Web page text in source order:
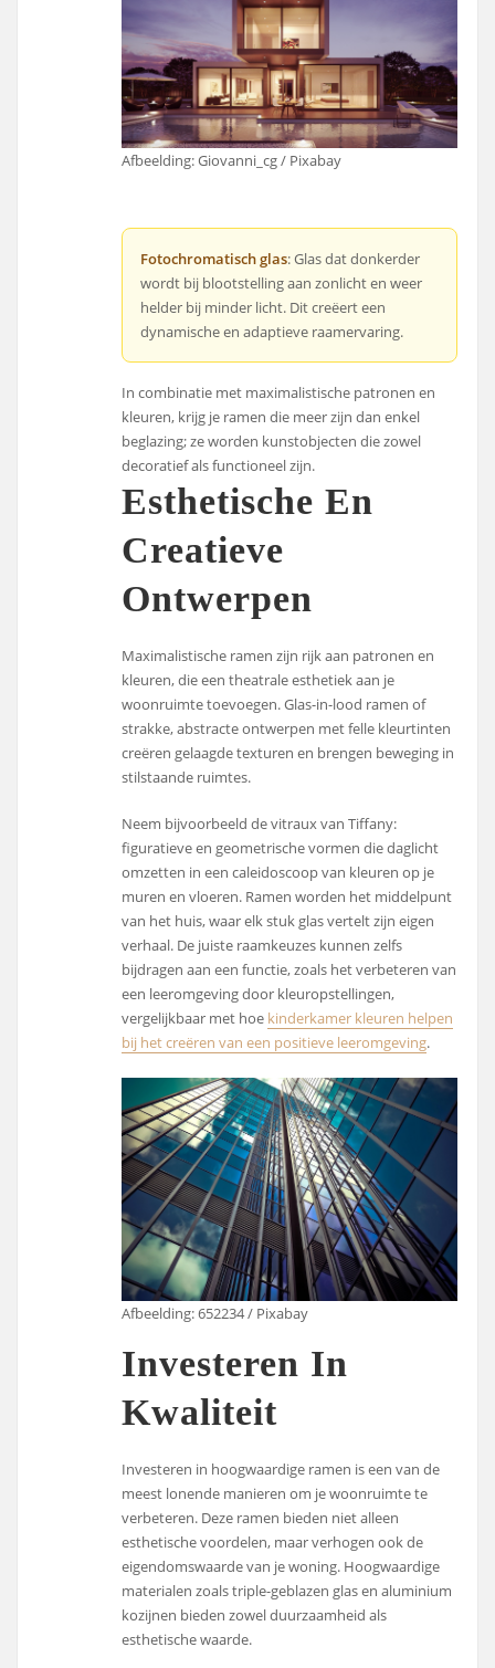
Afbeelding: Giovanni_cg / Pixabay
Fotochromatisch glas: Glas dat donkerder
wordt bij blootstelling aan zonlicht en weer
helder bij minder licht. Dit creëert een
dynamische en adaptieve raamervaring.
In combinatie met maximalistische patronen en
kleuren, krijg je ramen die meer zijn dan enkel
beglazing; ze worden kunstobjecten die zowel
decoratief als functioneel zijn.
Esthetische En
Creatieve
Ontwerpen
Maximalistische ramen zijn rijk aan patronen en
kleuren, die een theatrale esthetiek aan je
woonruimte toevoegen. Glas-in-lood ramen of
strakke, abstracte ontwerpen met felle kleurtinten
creëren gelaagde texturen en brengen beweging in
stilstaande ruimtes.
Neem bijvoorbeeld devitrauxvan Tiffany:
figuratieve en geometrische vormen die daglicht
omzetten in een caleidoscoop van kleuren op je
muren en vloeren. Ramen worden het middelpunt
van het huis, waar elk stuk glas vertelt zijn eigen
verhaal. De juiste raamkeuzes kunnen zelfs
bijdragen aan een functie, zoals het verbeteren van
een leeromgeving door kleuropstellingen,
vergelijkbaar met hoe kinderkamer kleuren helpen
bij het creëren van een positieve leeromgeving.
Afbeelding: 652234 / Pixabay
Investeren In
Kwaliteit
Investeren in hoogwaardige ramen is een van de
meest lonende manieren om je woonruimte te
verbeteren. Deze ramen bieden niet alleen
esthetische voordelen, maar verhogen ook de
eigendomswaarde van je woning. Hoogwaardige
materialen zoals triple-geblazen glas en aluminium
kozijnen bieden zowel duurzaamheid als
esthetische waarde.